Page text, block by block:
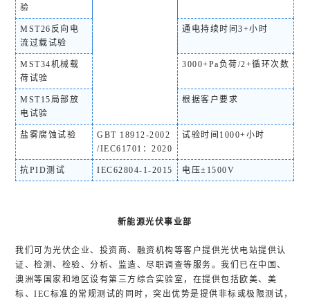
验
MST26反向电
流过载试验
通电持续时间3+小时
MST34机械载
荷试验
3000+Pa负荷/2+循环次数
MST15局部放
电试验
根据客户要求
盐雾腐蚀试验
GBT 18912-2002
/IEC61701：2020
试验时间1000+小时
抗PID测试 IEC62804-1-2015 电压±1500V
新能源光伏事业部
我们可为光伏企业、投资商、融资机构等客户提供光伏电站提供认
证、检测、检验、分析、监造、尽职调查等服务。我们已在中国、
澳洲等国家和地区设有第三方综合实验室，在提供包括欧美、美
标、IEC标准的常规测试的同时，突出优势是提供非标或极限测试，